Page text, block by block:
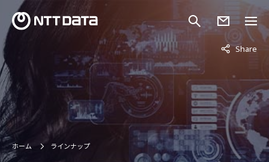
Share
非表示中
ホーム ラインナップ